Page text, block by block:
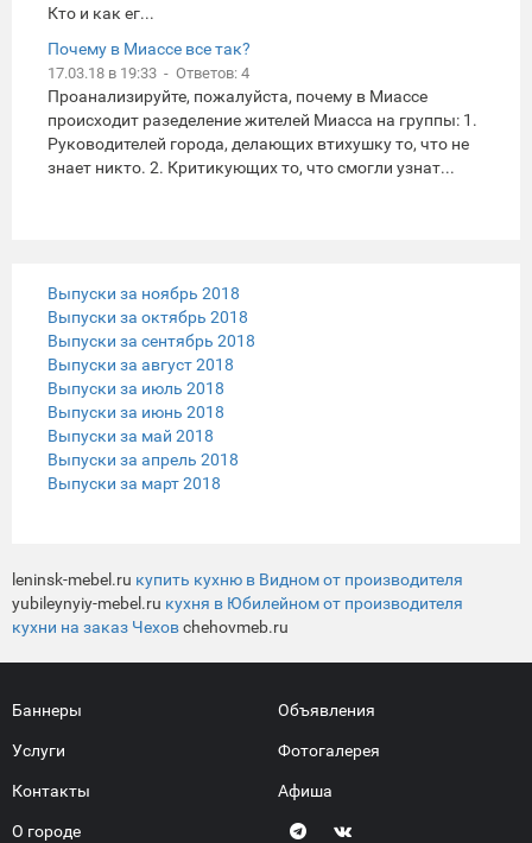
Кто и как ег...
Почему в Миассе все так?
17.03.18 в 19:33 - Ответов: 4
Проанализируйте, пожалуйста, почему в Миассе
происходит разеделение жителей Миасса на группы: 1.
Руководителей города, делающих втихушку то, что не
знает никто. 2. Критикующих то, что смогли узнат...
Выпуски за ноябрь 2018
Выпуски за октябрь 2018
Выпуски за сентябрь 2018
Выпуски за август 2018
Выпуски за июль 2018
Выпуски за июнь 2018
Выпуски за май 2018
Выпуски за апрель 2018
Выпуски за март 2018
leninsk-mebel.ru купить кухню в Видном от производителя
yubileynyiy-mebel.ru кухня в Юбилейном от производителя
кухни на заказ Чеховchehovmeb.ru
Баннеры
Услуги
Контакты
О городе
Объявления
Фотогалерея
Афиша